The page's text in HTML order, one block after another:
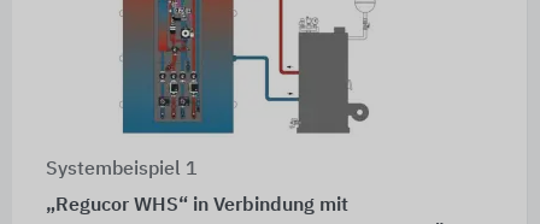
Systembeispiel 1
„Regucor WHS“ in Verbindung mit